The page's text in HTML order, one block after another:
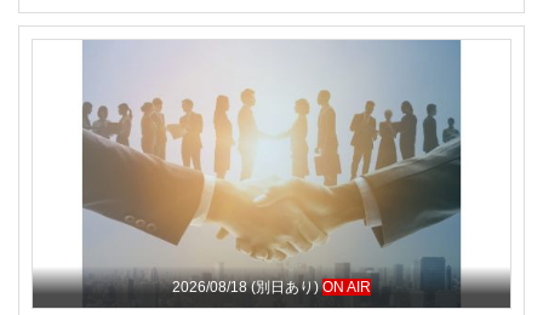
2026/08/18 (別日あり) ON AIR